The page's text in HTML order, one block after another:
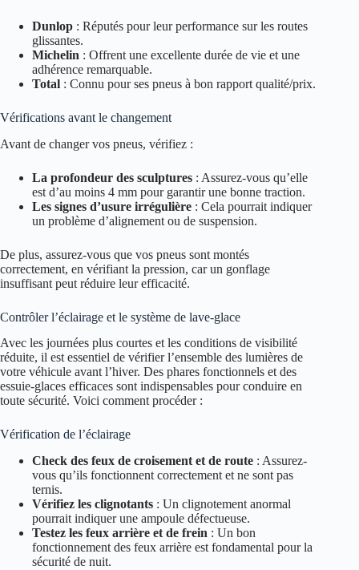
Dunlop : Réputés pour leur performance sur les routes
glissantes.
Michelin : Offrent une excellente durée de vie et une
adhérence remarquable.
Total : Connu pour ses pneus à bon rapport qualité/prix.
Vérifications avant le changement
Avant de changer vos pneus, vérifiez :
La profondeur des sculptures : Assurez-vous qu’elle
est d’au moins 4 mm pour garantir une bonne traction.
Les signes d’usure irrégulière : Cela pourrait indiquer
un problème d’alignement ou de suspension.
De plus, assurez-vous que vos pneus sont montés
correctement, en vérifiant la pression, car un gonflage
insuffisant peut réduire leur efficacité.
Contrôler l’éclairage et le système de lave-glace
Avec les journées plus courtes et les conditions de visibilité
réduite, il est essentiel de vérifier l’ensemble des lumières de
votre véhicule avant l’hiver. Des phares fonctionnels et des
essuie-glaces efficaces sont indispensables pour conduire en
toute sécurité. Voici comment procéder :
Vérification de l’éclairage
Check des feux de croisement et de route : Assurez-
vous qu’ils fonctionnent correctement et ne sont pas
ternis.
Vérifiez les clignotants : Un clignotement anormal
pourrait indiquer une ampoule défectueuse.
Testez les feux arrière et de frein : Un bon
fonctionnement des feux arrière est fondamental pour la
sécurité de nuit.